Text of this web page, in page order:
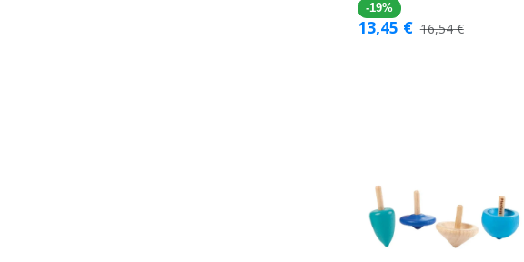
-19%
13,45 € 16,54€